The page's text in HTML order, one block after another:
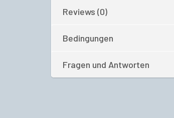
Reviews (0)
Bedingungen
Fragen und Antworten